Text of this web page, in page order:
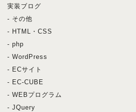
実装ブログ
- その他
- HTML・CSS
- php
- WordPress
- ECサイト
- EC-CUBE
- WEBプログラム
- JQuery